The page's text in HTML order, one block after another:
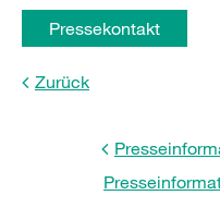
Pressekontakt
Zurück